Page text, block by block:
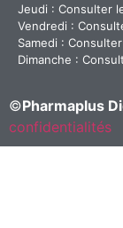
Jeudi : Consulter
Vendredi :
Samedi :
Dimanche :
©Pharmaplus
confidentialités